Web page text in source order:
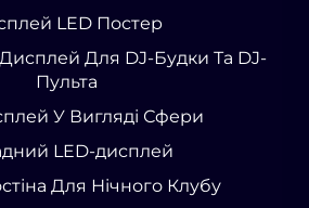
LED Постер
Дисплей Для DJ-Будки Та DJ-
Пульта
У Вигляді Сфери
LED-дисплей
Для Нічного Клубу